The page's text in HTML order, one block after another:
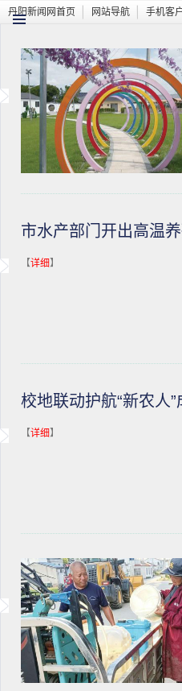
丹阳新闻网首页 网站导航 手机客
市水产部门开出高温
【详细】
校地联动护航“新农人”
【详细】